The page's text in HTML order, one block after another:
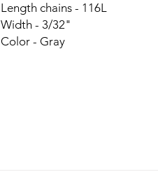
Length chains - 116L
Width - 3/32"
Color - Gray